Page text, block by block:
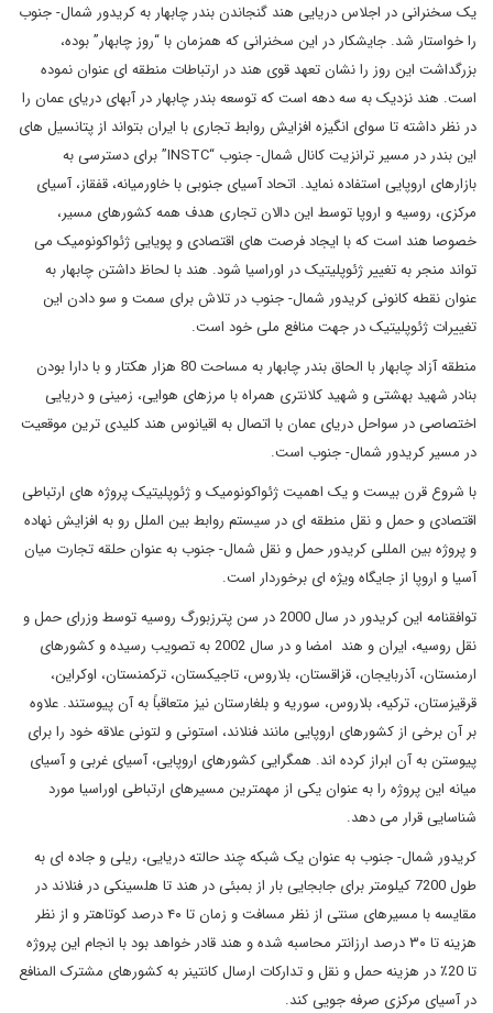
یک سخنرانی در اجلاس دریایی هند گنجاندن بندر چابهار به کریدور شمال- جنوب
را خواستار شد. جایشکار در این سخنرانی که همزمان با “روز چابهار” بوده،
بزرگداشت این روز را نشان تعهد قوی هند در ارتباطات منطقه ای عنوان نموده
است. هند نزدیک به سه دهه است که توسعه بندر چابهار در آبهای دریای عمان را
در نظر داشته تا سوای انگیزه افزایش روابط تجاری با ایران بتواند از پتانسیل های
این بندر در مسیر ترانزیت کانال شمال- جنوب “INSTC” برای دسترسی به
بازارهای اروپایی استفاده نماید. اتحاد آسیای جنوبی با خاورمیانه، قفقاز، آسیای
مرکزی، روسیه و اروپا توسط این دالان تجاری هدف همه کشورهای مسیر،
خصوصا هند است که با ایجاد فرصت های اقتصادی و پویایی ژئواکونومیک می
تواند منجر به تغییر ژئوپلیتیک در اوراسیا شود. هند با لحاظ داشتن چابهار به
عنوان نقطه کانونی کریدور شمال- جنوب در تلاش برای سمت و سو دادن این
تغییرات ژئوپلیتیک در جهت منافع ملی خود است.
منطقه آزاد چابهار با الحاق بندر چابهار به مساحت 80 هزار هکتار و با دارا بودن
بنادر شهید بهشتی و شهید کلانتری همراه با مرزهای هوایی، زمینی و دریایی
اختصاصی در سواحل دریای عمان با اتصال به اقیانوس هند کلیدی ترین موقعیت
در مسیر کریدور شمال- جنوب است.
با شروع قرن بیست و یک اهمیت ژئواکونومیک و ژئوپلیتیک پروژه های ارتباطی
اقتصادی و حمل و نقل منطقه ای در سیستم روابط بین الملل رو به افزایش نهاده
و پروژه بین المللی کریدور حمل و نقل شمال- جنوب به عنوان حلقه تجارت میان
آسیا و اروپا از جایگاه ویژه ای برخوردار است.
توافقنامه این کریدور در سال 2000 در سن پترزبورگ روسیه توسط وزرای حمل و
نقل روسیه، ایران و هند امضا و در سال 2002 به تصویب رسیده و کشورهای
ارمنستان، آذربایجان، قزاقستان، بلاروس، تاجیکستان، ترکمنستان، اوکراین،
قرقیزستان، ترکیه، بلاروس، سوریه و بلغارستان نیز متعاقباً به آن پیوستند. علاوه
بر آن برخی از کشورهای اروپایی مانند فنلاند، استونی و لتونی علاقه خود را برای
پیوستن به آن ابراز کرده اند. همگرایی کشورهای اروپایی، آسیای غربی و آسیای
میانه این پروژه را به عنوان یکی از مهمترین مسیرهای ارتباطی اوراسیا مورد
شناسایی قرار می دهد.
کریدور شمال- جنوب به عنوان یک شبکه چند حالته دریایی، ریلی و جاده ای به
طول 7200 کیلومتر برای جابجایی بار از بمبئی در هند تا هلسینکی در فنلاند در
مقایسه با مسیرهای سنتی از نظر مسافت و زمان تا ۴۰ درصد کوتاهتر و از نظر
هزینه تا ۳۰ درصد ارزانتر محاسبه شده و هند قادر خواهد بود با انجام این پروژه
تا 20٪ در هزینه حمل و نقل و تدارکات ارسال کانتینر به کشورهای مشترک المنافع
در آسیای مرکزی صرفه جویی کند.